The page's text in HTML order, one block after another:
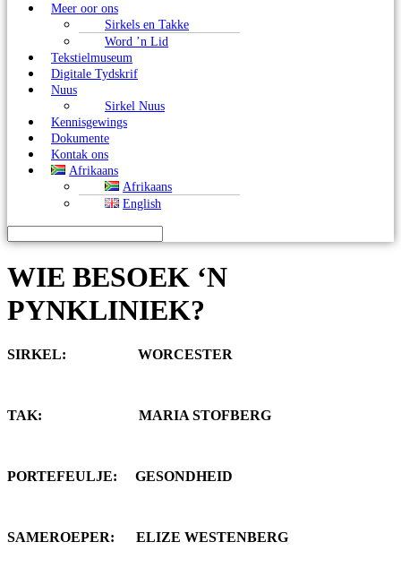
Meer oor ons
Sirkels en Takke
Word ’n Lid
Tekstielmuseum
Digitale Tydskrif
Nuus
Sirkel Nuus
Kennisgewings
Dokumente
Kontak ons
Afrikaans
Afrikaans
English
WIE BESOEK ‘N
PYNKLINIEK?
SIRKEL: WORCESTER
TAK: MARIA STOFBERG
PORTEFEULJE: GESONDHEID
SAMEROEPER: ELIZE WESTENBERG